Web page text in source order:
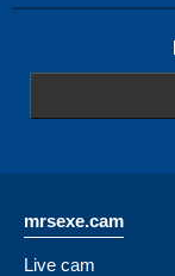
mrsexe.cam
Live cam